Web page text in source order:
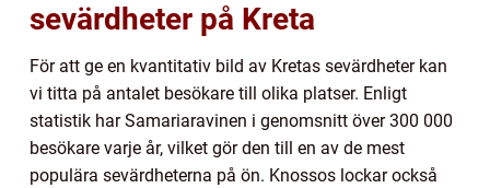
sevärdheter på Kreta
För att ge en kvantitativ bild av Kretas sevärdheter kan
vi titta på antalet besökare till olika platser. Enligt
statistik har Samariaravinen i genomsnitt över 300 000
besökare varje år, vilket gör den till en av de mest
populära sevärdheterna på ön. Knossos lockar också